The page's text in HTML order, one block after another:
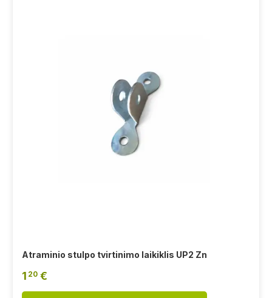
Atraminio stulpo tvirtinimo laikiklis UP2 Zn
1 20 €